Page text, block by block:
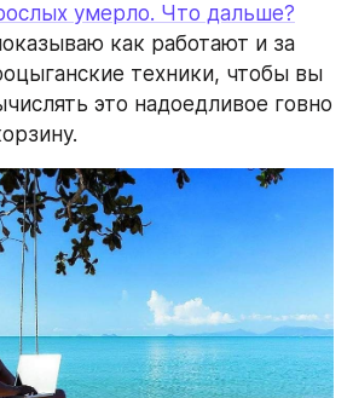
умерло. Что дальше?
как работают и за
техники, чтобы вы
это надоедливое говно